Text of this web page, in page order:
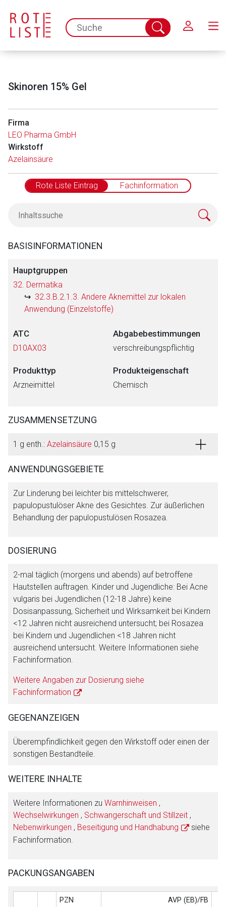
spc.search.input.placeholder
Suche
abschicken
Skinoren 15% Gel
Firma
LEO Pharma GmbH
Wirkstoff
Azelainsäure
Rote Liste Eintrag Fachinformation
BASISINFORMATIONEN
Hauptgruppen
32. Dermatika
32.3.B.2.1.3. Andere Aknemittel zur lokalen
Anwendung (Einzelstoffe)
ATC
D10AX03
Abgabebestimmungen
verschreibungspflichtig
Produkttyp
Arzneimittel
Produkteigenschaft
Chemisch
ZUSAMMENSETZUNG
1 g enth.: Azelainsäure 0,15 g
ANWENDUNGSGEBIETE
Zur Linderung bei leichter bis mittelschwerer,
papulopustulöser Akne des Gesichtes. Zur äußerlichen
Behandlung der papulopustulösen Rosazea.
DOSIERUNG
2-mal täglich (morgens und abends) auf betroffene
Hautstellen auftragen. Kinder und Jugendliche: Bei Acne
vulgaris bei Jugendlichen (12-18 Jahre) keine
Dosisanpassung, Sicherheit und Wirksamkeit bei Kindern
<12 Jahren nicht ausreichend untersucht; bei Rosazea
bei Kindern und Jugendlichen <18 Jahren nicht
ausreichend untersucht. Weitere Informationen siehe
Fachinformation.
Weitere Angaben zur Dosierung siehe
Fachinformation
GEGENANZEIGEN
Überempfindlichkeit gegen den Wirkstoff oder einen der
sonstigen Bestandteile.
WEITERE INHALTE
Weitere Informationen zu Warnhinweisen ,
Wechselwirkungen , Schwangerschaft und Stillzeit ,
Nebenwirkungen , Beseitigung und Handhabung
siehe
Fachinformation.
PACKUNGSANGABEN
PZN AVP (EB)/FB
Aufruf einer externen Seite
Der von Ihnen aufgerufene Link öffnet eine externe Web-
Datenschutzbestimmungen.
Zurück zur rote-liste.de Zur Seite